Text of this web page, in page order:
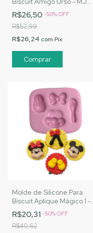
Artesanatos |Cód. 1478
R$26,50-50%OFF
R$52,99
R$26,24 com Pix
Molde de Silicone Para
Biscuit Aplique Mágico 1 -
MJ Artesanatos |Cód. 1486
R$20,31 -50%OFF
R$40,62